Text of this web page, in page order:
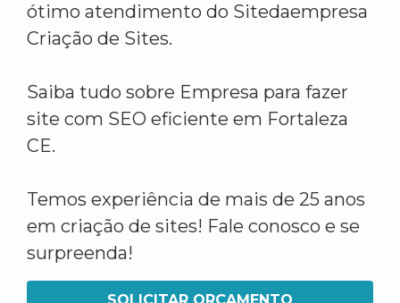
ótimo atendimento do Sitedaempresa
Criação de Sites.
Saiba tudo sobre Empresa para fazer
site com SEO eficiente em Fortaleza
CE.
Temos experiência de mais de 25 anos
em criação de sites! Fale conosco e se
surpreenda!